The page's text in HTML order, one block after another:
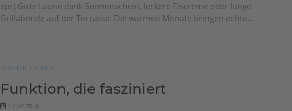
epr) Gute Laune dank Sonnenschein, leckere Eiscreme oder lange
Grillabende auf der Terrasse: Die warmen Monate bringen echte...
FENSTER + TÜREN
Funktion, die fasziniert
17.02.2026